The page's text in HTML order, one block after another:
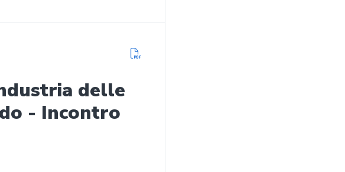
delle
- Incontro